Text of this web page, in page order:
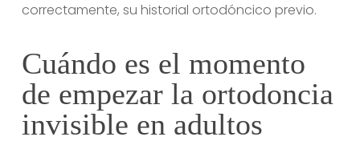
correctamente, su historial ortodóncico previo.
Cuándo es el momento
de empezar la ortodoncia
invisible en adultos